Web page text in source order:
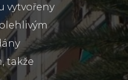
vytvořeny
takže